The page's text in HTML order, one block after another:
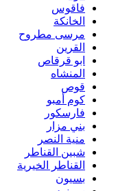
فاقوس
الخانكة
مرسى مطروح
القرين
ابو قرقاص
المنشاه
قوص
كوم أمبو
فارسكور
بني مزار
منية النصر
شبين القناطر
القناطر الخيرية
بسيون